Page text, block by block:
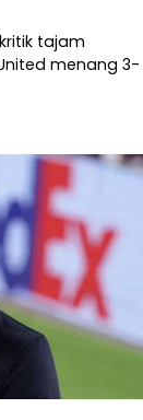
tajam
menang 3-